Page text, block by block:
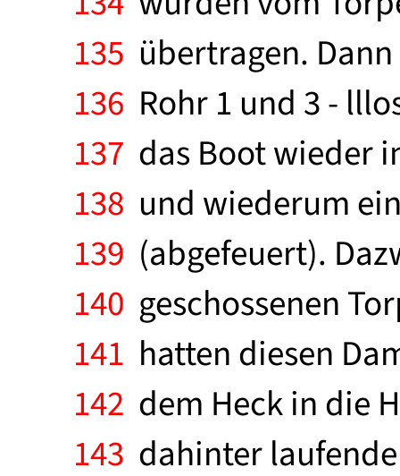
135 übertragen.
136 Rohr 1 und 3 -
137 das Boot wieder
138 und wiederum
139 (abgefeuert).
140 geschossenen
141 hatten diesen
142 dem Heck in die
143 dahinter